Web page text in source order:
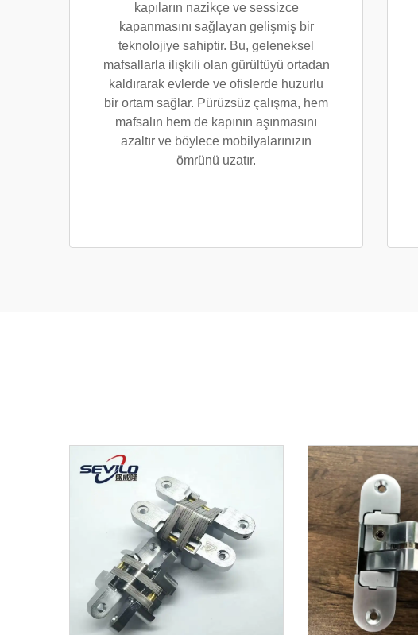
kapıların nazikçe ve sessizce
kapanmasını sağlayan gelişmiş bir
teknolojiye sahiptir. Bu, geleneksel
mafsallarla ilişkili olan gürültüyü ortadan
kaldırarak evlerde ve ofislerde huzurlu
bir ortam sağlar. Pürüzsüz çalışma, hem
mafsalın hem de kapının aşınmasını
azaltır ve böylece mobilyalarınızın
ömrünü uzatır.